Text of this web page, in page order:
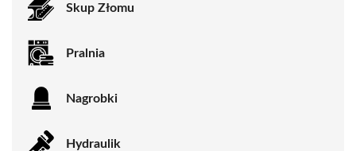
Skup Złomu
Pralnia
Nagrobki
Hydraulik